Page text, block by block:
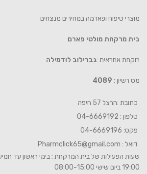
מוצרי טיפוח ופארמה במחירים מנצחים
בית מרקחת מולטי פארם
רוקחת אחראית :גברילוב לודמילה
מס רשיון : 4089
כתובת :הרצל 57 חיפה
טלפון : 04-6669192
פקס: 04-6669196
דואל : Pharmclick65@gmail.com
19:00 ביום שישי 08:00-15:00